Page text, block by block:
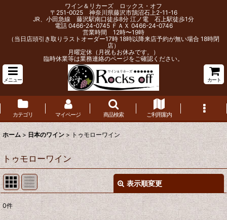
ワイン＆リカーズ ロックス・オフ
〒251-0025 神奈川県藤沢市鵠沼石上2-11-16
JR、小田急線 藤沢駅南口徒歩8分 江ノ電 石上駅徒歩1分
電話 0466-24-0745 ＦＡＸ 0466-24-0746
営業時間 12時〜19時
（当日店頭引き取りラストオーダー17時 18時以降来店予約が無い場合 18時閉
店）
月曜定休（月祝もお休みです。）
臨時休業等は業務連絡のページをご確認ください。
メニュー カート
カテゴリ マイページ 商品検索 ご利用案内
ホーム > 日本のワイン > トゥモローワイン
トゥモローワイン
表示順変更
表示数 :
0件